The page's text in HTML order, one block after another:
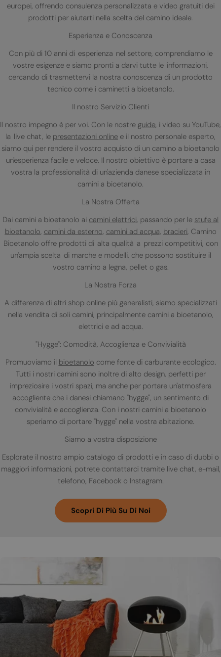
europei, offrendo consulenza personalizzata e video gratuiti dei
prodotti per aiutarti nella scelta del camino ideale.
Esperienza e Conoscenza
Con più di 10 anni di esperienza nel settore, comprendiamo le
vostre esigenze e siamo pronti a darvi tutte le informazioni,
cercando di trasmettervi la nostra conoscenza di un prodotto
tecnico come i caminetti a bioetanolo.
Il nostro Servizio Clienti
Il nostro impegno è per voi. Con le nostre guide, i video su YouTube,
la live chat, le presentazioni online e il nostro personale esperto,
siamo qui per rendere il vostro acquisto di un camino a bioetanolo
un'esperienza facile e veloce. Il nostro obiettivo è portare a casa
vostra la professionalità di un'azienda danese specializzata in
camini a bioetanolo.
La Nostra Offerta
Dai camini a bioetanolo ai camini elettrici, passando per le stufe al
bioetanolo, camini da esterno, camini ad acqua, bracieri, Camino
Bioetanolo offre prodotti di alta qualità a prezzi competitivi, con
un'ampia scelta di marche e modelli, che possono sostituire il
vostro camino a legna, pellet o gas.
La Nostra Forza
A differenza di altri shop online più generalisti, siamo specializzati
nella vendita di soli camini, principalmente camini a bioetanolo,
elettrici e ad acqua.
"Hygge": Comodità, Accoglienza e Convivialità
Promuoviamo il bioetanolo come fonte di carburante ecologico.
Tutti i nostri camini sono inoltre di alto design, perfetti per
impreziosire i vostri spazi, ma anche per portare un'atmosfera
accogliente che i danesi chiamano "hygge", un sentimento di
convivialità e accoglienza. Con i nostri camini a bioetanolo
speriamo di portare "hygge" nella vostra abitazione.
Siamo a vostra disposizione
Esplorate il nostro ampio catalogo di prodotti e in caso di dubbi o
maggiori informazioni, potrete contattarci tramite live chat, e-mail,
telefono, Facebook o Instagram.
Scopri Di Più Su Di Noi